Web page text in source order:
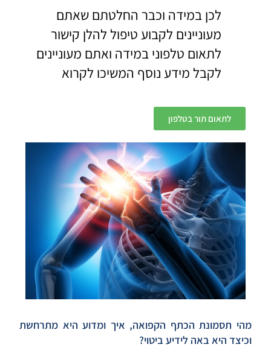
לכן במידה וכבר החלטתם שאתם
מעוניינים לקבוע טיפול להלן קישור
לתאום טלפוני במידה ואתם מעוניינים
לקבל מידע נוסף המשיכו לקרוא
לתאום תור בטלפון
מהי תסמונת הכתף הקפואה, איך ומדוע היא מתרחשת
וכיצד היא באה לידיע ביטוי?